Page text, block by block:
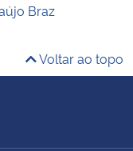
Braz
Voltar ao topo